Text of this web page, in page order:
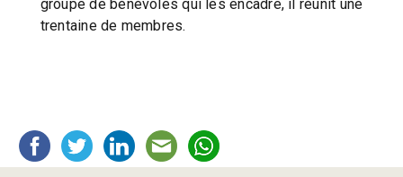
groupe de bénévoles qui les encadre, il réunit une
trentaine de membres.